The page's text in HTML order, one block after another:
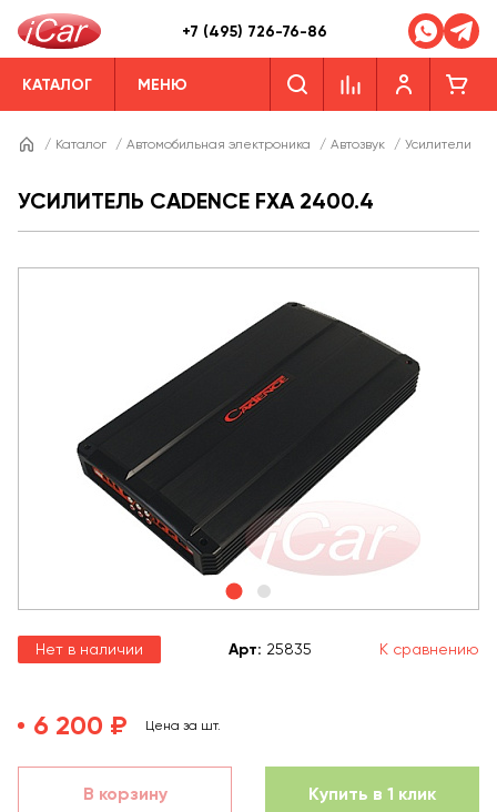
+7 (495) 726-76-86
КАТАЛОГ МЕНЮ
/ Каталог / Автомобильная электроника / Автозвук / Усилители
УСИЛИТЕЛЬ CADENCE FXA 2400.4
Нет в наличии Арт: 25835 К сравнению
6 200 ₽ Цена за шт.
В корзину Купить в 1 клик